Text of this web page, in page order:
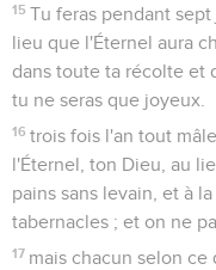
15 Tu feras pendant
lieu que l'Éternel aura
dans toute ta récolte et
tu ne seras que joyeux.
16 trois fois l'an tout
l'Éternel, ton Dieu, au
pains sans levain, et à
tabernacles ; et on ne
17 mais chacun selon ce